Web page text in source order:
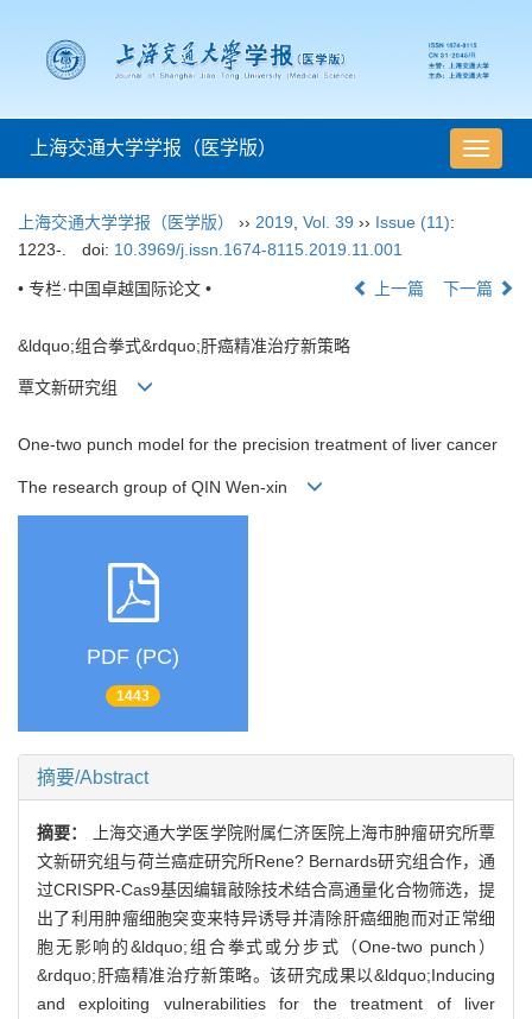
导
航
上海交通大学学报（医学版）
上海交通大学学报（医学版） ›› 2019 Vol. 39 ›› Issue (11):
1223-.
doi: 10.3969/j.issn.1674-8115.2019.11.001
• 专栏·中国卓越国际论文 • 上一篇 下一篇
&ldquo;组合拳式&rdquo;肝癌精准治疗新策略
覃文新研究组
One-two punch model for the precision treatment of liver cancer
The research group of QIN Wen-xin
PDF (PC)
1443
摘要/Abstract
摘要：
上海交通大学医学院附属仁济医院上海市肿瘤研究所覃
文新研究组与荷兰癌症研究所Rene? Bernards研究组合作，通
过CRISPR-Cas9基因编辑敲除技术结合高通量化合物筛选，提
出了利用肿瘤细胞突变来特异诱导并清除肝癌细胞而对正常细
胞无影响的&ldquo;组合拳式或分步式（One-two punch）
&rdquo;肝癌精准治疗新策略。该研究成果以&ldquo;Inducing
and exploiting vulnerabilities for the treatment of liver